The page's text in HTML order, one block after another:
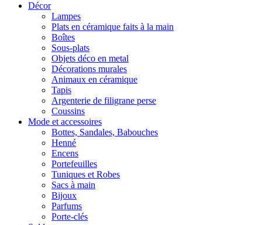
Décor
Lampes
Plats en céramique faits à la main
Boîtes
Sous-plats
Objets déco en metal
Décorations murales
Animaux en céramique
Tapis
Argenterie de filigrane perse
Coussins
Mode et accessoires
Bottes, Sandales, Babouches
Henné
Encens
Portefeuilles
Tuniques et Robes
Sacs à main
Bijoux
Parfums
Porte-clés